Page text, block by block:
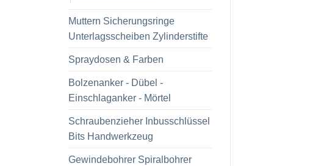
Muttern Sicherungsringe
Unterlagsscheiben Zylinderstifte
Spraydosen & Farben
Bolzenanker - Dübel -
Einschlaganker - Mörtel
Schraubenzieher Inbusschlüssel
Bits Handwerkzeug
Gewindebohrer Spiralbohrer